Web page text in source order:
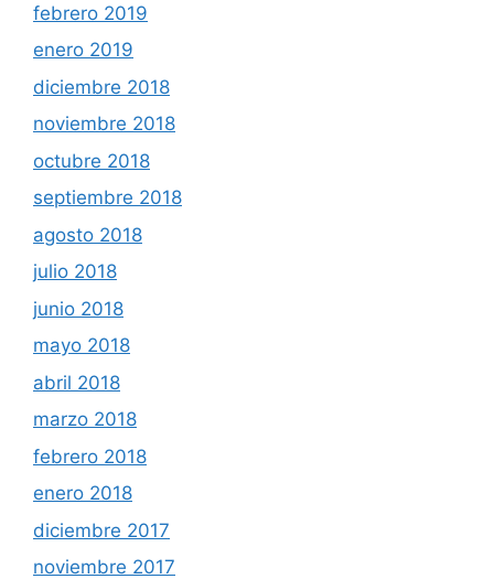
febrero 2019
enero 2019
diciembre 2018
noviembre 2018
octubre 2018
septiembre 2018
agosto 2018
julio 2018
junio 2018
mayo 2018
abril 2018
marzo 2018
febrero 2018
enero 2018
diciembre 2017
noviembre 2017